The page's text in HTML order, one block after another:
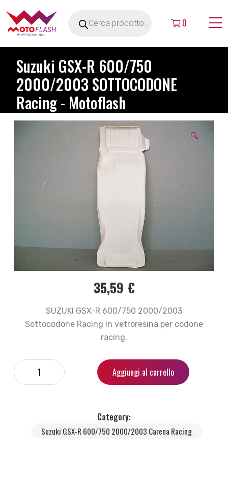
0
Suzuki GSX-R 600/750
2000/2003 SOTTOCODONE
Racing - Motoflash
🔍
35,59 €
SUZUKI GSX-R 600/750 2000/2003
Sottocodone Racing in vetroresina per codone
racing.
Aggiungi al carrello
Category:
Suzuki GSX-R 600/750 2000/2003 Carena Racing